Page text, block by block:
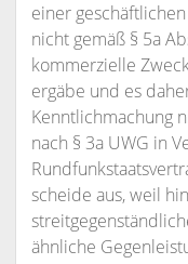
einer
nicht gemäß § 5a
kommerzielle
ergäbe und es
Kenntlichmachung
nach § 3a UWG in
scheide aus, weil
ähnliche